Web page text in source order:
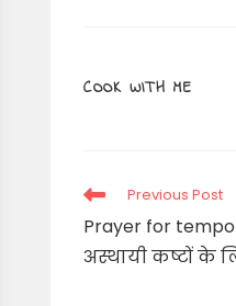
COOK WITH MESHARE
Read
articles
Previous Post
Prayer for
अस्थायी कष्टों के